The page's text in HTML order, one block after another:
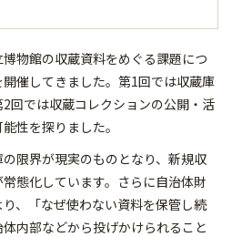
物館の収蔵資料をめぐる課題につ
催してきました。第1回では収蔵庫
回では収蔵コレクションの公開・活
性を探りました。
限界が現実のものとなり、新規収
態化しています。さらに自治体財
、「なぜ使わない資料を保管し続
内部などから投げかけられること